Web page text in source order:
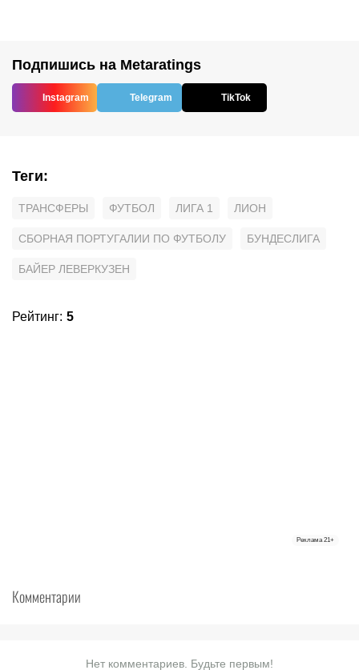
Подпишись на Metaratings
Instagram Telegram TikTok
Теги:
ТРАНСФЕРЫ ФУТБОЛ ЛИГА 1 ЛИОН
СБОРНАЯ ПОРТУГАЛИИ ПО ФУТБОЛУ БУНДЕСЛИГА
БАЙЕР ЛЕВЕРКУЗЕН
Рейтинг: 5
Реклама 21+
Комментарии
Нет комментариев. Будьте первым!